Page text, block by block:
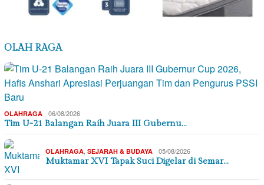
OLAH RAGA
OLAHRAGA 06/08/2026
Tim U-21 Balangan Raih Juara III Gubernu…
OLAHRAGA SEJARAH & BUDAYA 05/08/2026
Muktamar XVI Tapak Suci Digelar di Semar…